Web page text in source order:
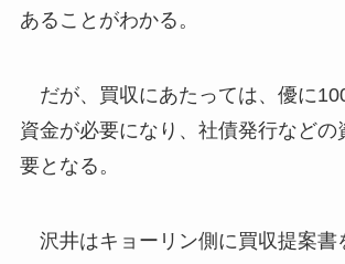
あることがわかる。
だが、買収にあたっては、優に
資金が必要になり、社債発行などの
要となる。
沢井はキョーリン側に買収提案書